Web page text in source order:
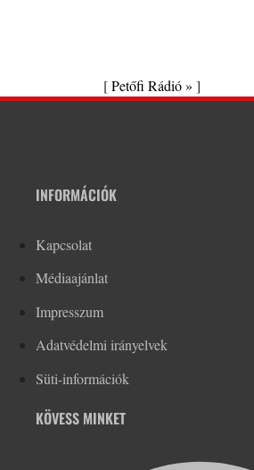
[Petőfi Rádió » ]
INFORMÁCIÓK
Kapcsolat
Médiaajánlat
Impresszum
Adatvédelmi irányelvek
Süti-információk
KÖVESS MINKET